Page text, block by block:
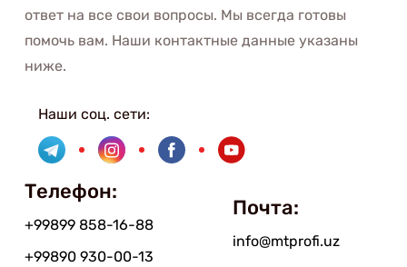
ответ на все свои вопросы. Мы всегда готовы
помочь вам. Наши контактные данные указаны
ниже.
Наши соц. сети:
Телефон:
+99899 858-16-88
+99890 930-00-13
Почта:
info@mtprofi.uz